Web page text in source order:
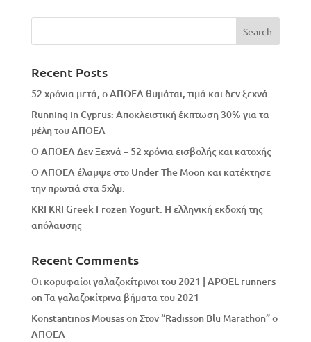
Recent Posts
52 χρόνια μετά, ο ΑΠΟΕΛ θυμάται, τιμά και δεν ξεχνά
Running in Cyprus: Αποκλειστική έκπτωση 30% για τα
μέλη του ΑΠΟΕΛ
Ο ΑΠΟΕΛ Δεν Ξεχνά – 52 χρόνια εισβολής και κατοχής
Ο ΑΠΟΕΛ έλαμψε στο Under The Moon και κατέκτησε
την πρωτιά στα 5χλμ.
KRI KRI Greek Frozen Yogurt: Η ελληνική εκδοχή της
απόλαυσης
Recent Comments
Οι κορυφαίοι γαλαζοκίτρινοι του 2021 | APOEL runners
onΤα γαλαζοκίτρινα βήματα του 2021
Konstantinos MousasonΣτον “Radisson Blu Marathon” ο
ΑΠΟΕΛ